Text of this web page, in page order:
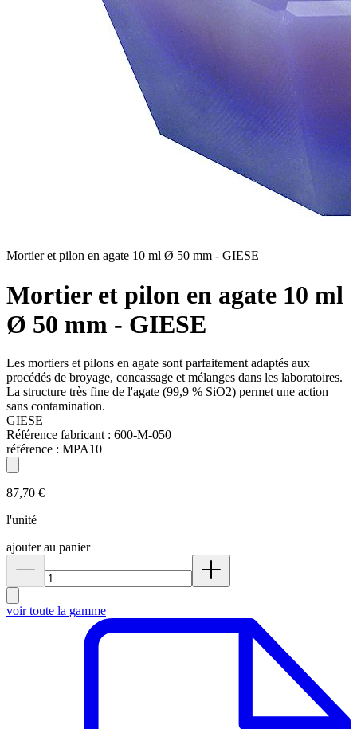
Mortier et pilon en agate 10 ml Ø 50 mm - GIESE
Mortier et pilon en agate 10 ml
Ø 50 mm - GIESE
Les mortiers et pilons en agate sont parfaitement adaptés aux
procédés de broyage, concassage et mélanges dans les laboratoires.
La structure très fine de l'agate (99,9 % SiO2) permet une action
sans contamination.
GIESE
Référence fabricant : 600-M-050
référence : MPA10
87,70 €
l'unité
ajouter au panier
voir toute la gamme